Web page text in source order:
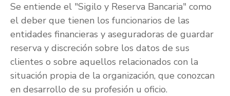
Se entiende el "Sigilo y Reserva Bancaria" como
el deber que tienen los funcionarios de las
entidades financieras y aseguradoras de guardar
reserva y discreción sobre los datos de sus
clientes o sobre aquellos relacionados con la
situación propia de la organización, que conozcan
en desarrollo de su profesión u oficio.